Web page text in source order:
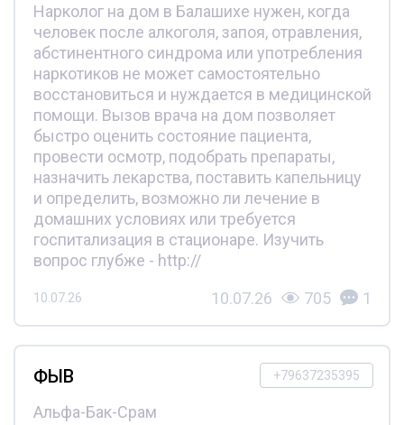
Нарколог на дом в Балашихе нужен, когда
человек после алкоголя, запоя, отравления,
абстинентного синдрома или употребления
наркотиков не может самостоятельно
восстановиться и нуждается в медицинской
помощи. Вызов врача на дом позволяет
быстро оценить состояние пациента,
провести осмотр, подобрать препараты,
назначить лекарства, поставить капельницу
и определить, возможно ли лечение в
домашних условиях или требуется
госпитализация в стационаре. Изучить
вопрос глубже - http://
10.07.26 10.07.26 705 1
+79637235395
ФЫВ
Альфа-Бак-Срам